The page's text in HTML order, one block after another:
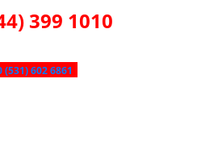
399 1010
(531) 602 6861